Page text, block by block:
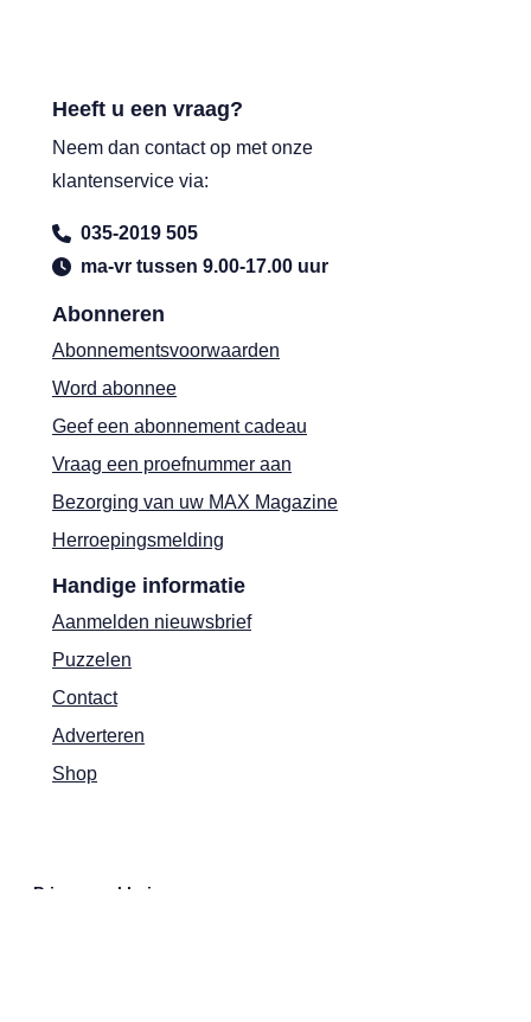
Abonneren
Abonnementsvoorwaarden
Word abonnee
Geef een abonnement cadeau
Vraag een proefnummer aan
Bezorging van uw MAX Magazine
Herroepingsmelding
Handige informatie
Aanmelden nieuwsbrief
Puzzelen
Contact
Adverteren
Shop
Heeft u een vraag?
Neem dan contact op met onze
klantenservice via:
035-2019 505
ma-vr tussen 9.00-17.00 uur
Privacyverklaring